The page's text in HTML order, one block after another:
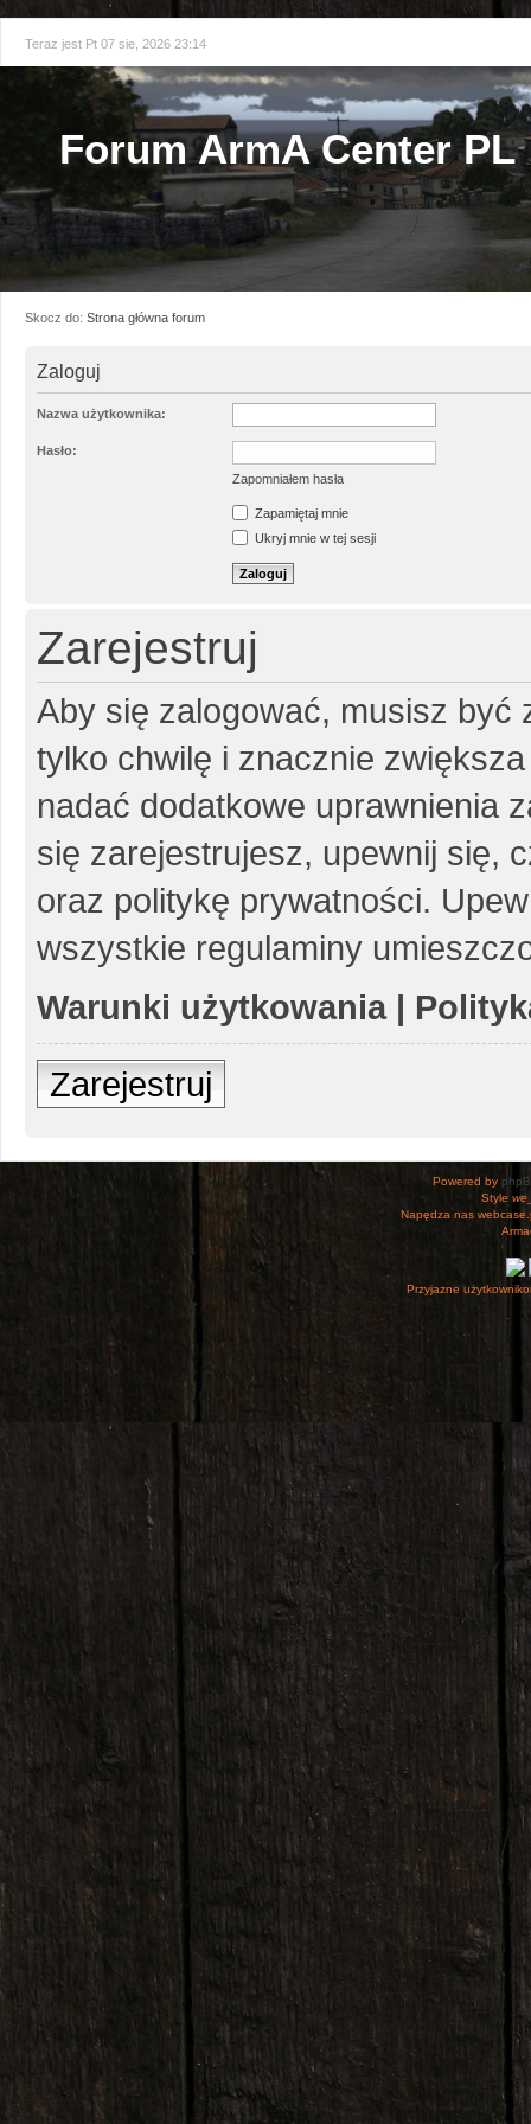
Teraz jest Pt 07 sie, 2026 23:14
Forum ArmA Center PL
Skocz do: Strona główna forum
Zaloguj
Nazwa użytkownika:
Hasło:
Zapomniałem hasła
Zapamiętaj mnie
Ukryj mnie w tej sesji
Zarejestruj
Aby się zalogować, musisz być
tylko chwilę i znacznie
nadać dodatkowe uprawnienia
się zarejestrujesz, upewnij się,
oraz politykę prywatności.
wszystkie regulaminy
Warunki użytkowania|
Zarejestruj
Powered by
Style
Napędza nas
Przyjazne